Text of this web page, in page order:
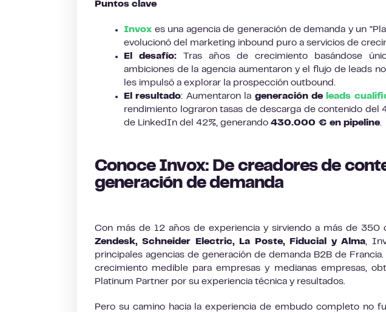
Puntos clave
Invox es una agencia de generación de demanda y un
evolucionó del marketing inbound puro a servicios de
El desafío: Tras años de crecimiento basándose
ambiciones de la agencia aumentaron y el flujo de leads
les impulsó a explorar la prospección outbound.
El resultado: Aumentaron la generación de leads
rendimiento lograron tasas de descarga de contenido del
de LinkedIn del 42%, generando 430.000 € en pipeline.
Conoce Invox: De creadores de
generación de demanda
Con más de 12 años de experiencia y sirviendo a más de 350
Zendesk, Schneider Electric, La Poste, Fiducial y Alma,
principales agencias de generación de demanda B2B de
crecimiento medible para empresas y medianas empresas,
Platinum Partner por su experiencia técnica y resultados.
Pero su camino hacia la experiencia de embudo completo no